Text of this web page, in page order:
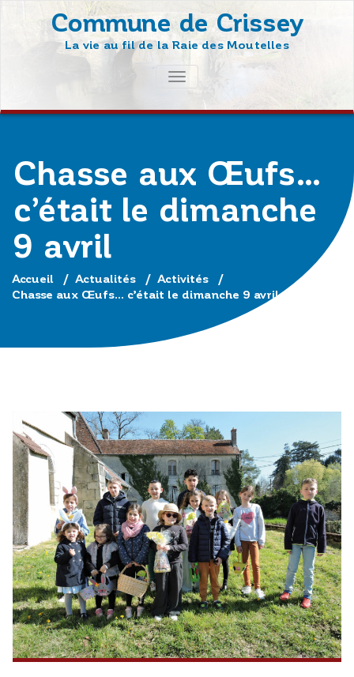
Commune de Crissey
La vie au fil de la Raie des Moutelles
AFFICHER/MASQUER
LA
NAVIGATION
Chasse aux Œufs…
c’était le dimanche
9 avril
Accueil / Actualités / Activités /
Chasse aux Œufs… c’était le dimanche 9 avril